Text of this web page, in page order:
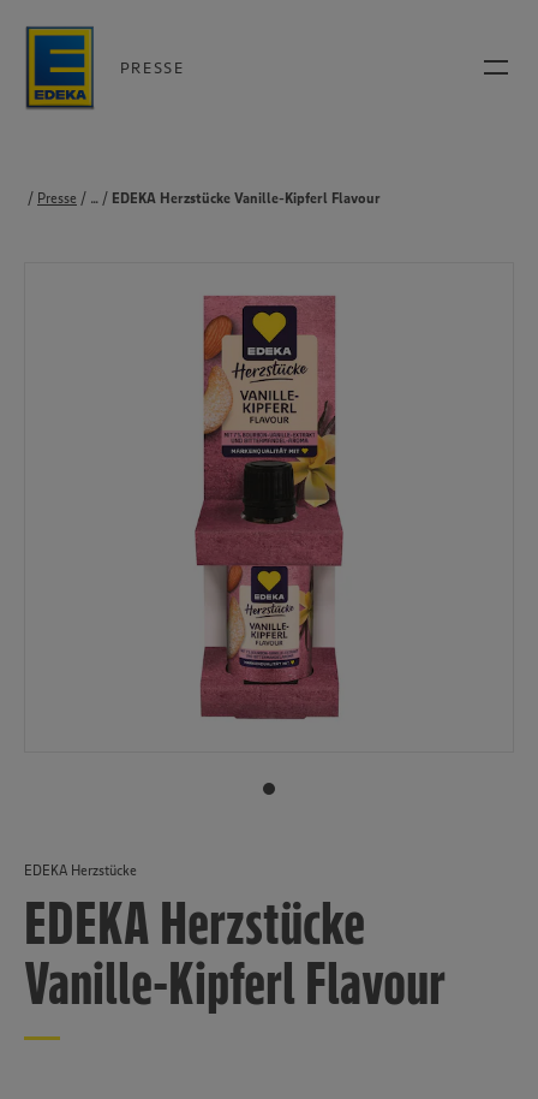
PRESSE
Presse Produkte
EDEKA Herzstücke Vanille-Kipferl Flavour
...
EDEKA Herzstücke
EDEKA Herzstücke
Vanille-Kipferl Flavour